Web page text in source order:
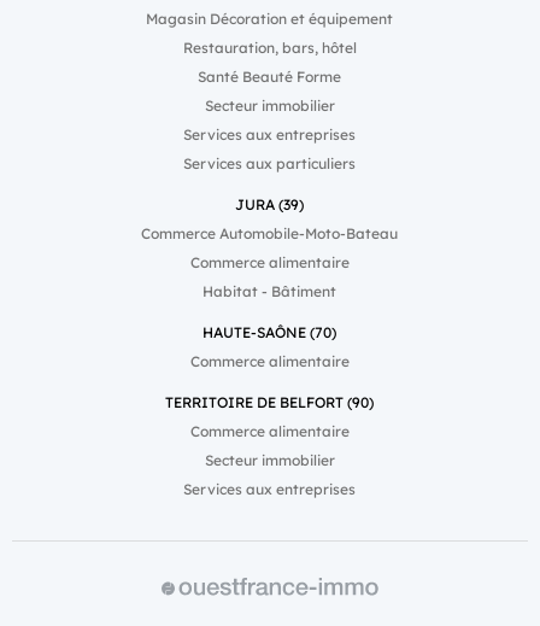
Magasin Décoration et équipement
Restauration, bars, hôtel
Santé Beauté Forme
Secteur immobilier
Services aux entreprises
Services aux particuliers
JURA (39)
Commerce Automobile-Moto-Bateau
Commerce alimentaire
Habitat - Bâtiment
HAUTE-SAÔNE (70)
Commerce alimentaire
TERRITOIRE DE BELFORT (90)
Commerce alimentaire
Secteur immobilier
Services aux entreprises